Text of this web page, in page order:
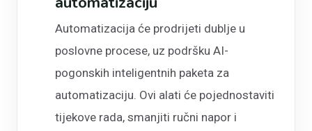
Automatizacija će prodrijeti dublje u
poslovne procese, uz podršku AI-
pogonskih inteligentnih paketa za
automatizaciju. Ovi alati će pojednostaviti
tijekove rada, smanjiti ručni napor i